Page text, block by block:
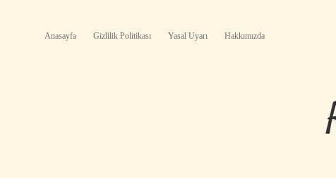
Anasayfa Gizlilik Politikası Yasal Uyarı Hakkımızda